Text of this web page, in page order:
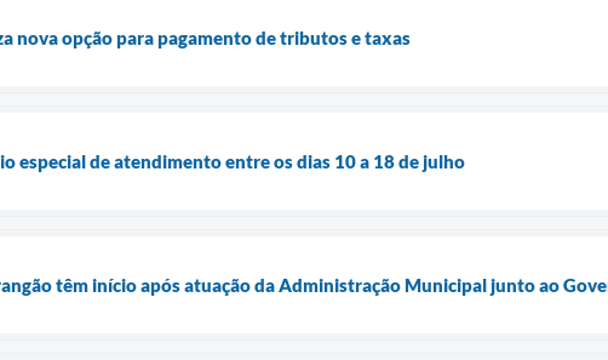
nova opção para pagamento de tributos e taxas
especial de atendimento entre os dias 10 a 18 de julho
têm início após atuação da Administração Municipal junto ao